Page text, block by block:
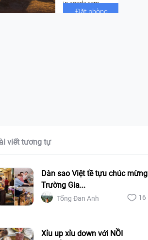
viết tương tự
Dàn sao Việt tề tựu chúc mừng
Trường Gia...
Tống Đan Anh 16
Xỉu up xỉu down với NỒI